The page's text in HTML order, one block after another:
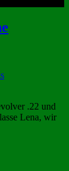
.22 und
Lena, wir